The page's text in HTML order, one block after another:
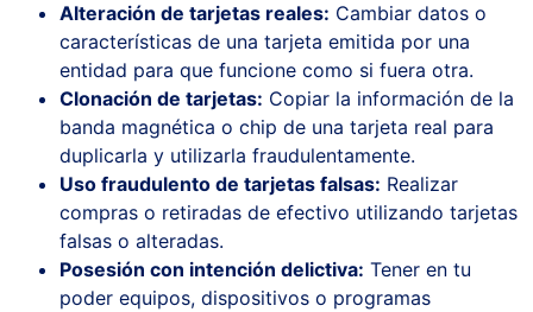
Alteración de tarjetas reales: Cambiar datos o
características de una tarjeta emitida por una
entidad para que funcione como si fuera otra.
Clonación de tarjetas: Copiar la información de la
banda magnética o chip de una tarjeta real para
duplicarla y utilizarla fraudulentamente.
Uso fraudulento de tarjetas falsas: Realizar
compras o retiradas de efectivo utilizando tarjetas
falsas o alteradas.
Posesión con intención delictiva: Tener en tu
poder equipos, dispositivos o programas